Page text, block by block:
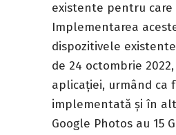
existente pentru care
Implementarea
dispozitivele
de 24 octombrie
aplicației, urmând ca
implementată și în
Google Photos au 15